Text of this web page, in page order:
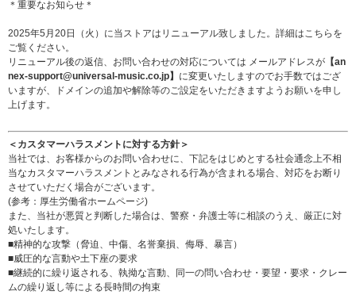
＊重要なお知らせ＊
2025年5月20日（火）に当ストアはリニューアル致しました。詳細はこちら を
ご覧ください。
リニューアル後の返信、お問い合わせの対応については メールアドレスが 【an
nex-support@universal-music.co.jp】 に変更いたしますのでお手数ではござ
いますが、ドメインの追加や解除等のご設定をいただきますようお願いを申し
上げます。
＜カスタマーハラスメントに対する方針＞
当社では、お客様からのお問い合わせに、下記をはじめとする社会通念上不相
当なカスタマーハラスメントとみなされる行為が含まれる場合、対応をお断り
させていただく場合がございます。
(参考： 厚生労働省ホームページ)
また、当社が悪質と判断した場合は、警察・弁護士等に相談のうえ、厳正に対
処いたします。
■精神的な攻撃（脅迫、中傷、名誉棄損、侮辱、暴言）
■威圧的な言動や土下座の要求
■継続的に繰り返される、執拗な言動、同一の問い合わせ・要望・要求・クレー
ムの繰り返し等による長時間の拘束